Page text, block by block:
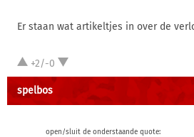
Er staan wat artikeltjes in over de
+2/-0
spelbos
open/sluit de onderstaande quote: